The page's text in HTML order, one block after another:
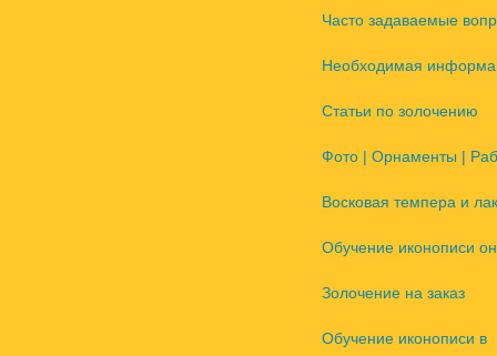
Часто задаваемые
Необходимая
Статьи по золочению
Фото | Орнаменты |
Восковая темпера и лак
Обучение иконописи
Золочение на заказ
Обучение иконописи в